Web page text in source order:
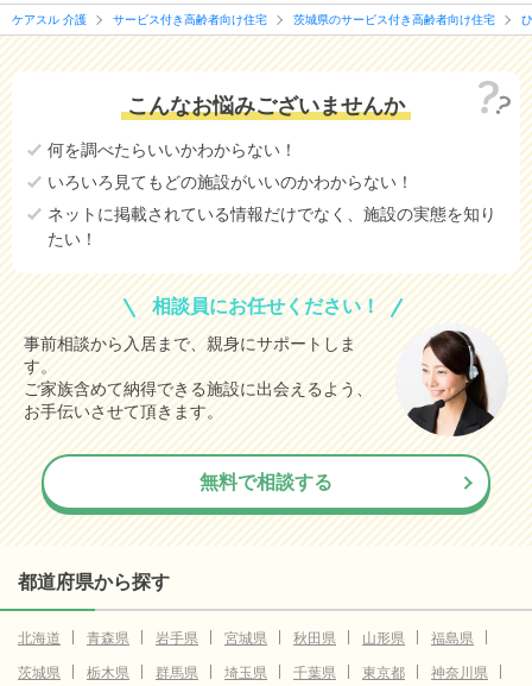
ケアスル 介護 サービス付き高齢者向け住宅 茨城県のサービス付き高齢者向け住宅
こんなお悩みございませんか
何を調べたらいいかわからない！
いろいろ見てもどの施設がいいのかわからない！
ネットに掲載されている情報だけでなく、施設の実態を知り
たい！
相談員にお任せください！
事前相談から入居まで、親身にサポートしま
す。
ご家族含めて納得できる施設に出会えるよう、
お手伝いさせて頂きます。
無料で相談する
都道府県から探す
北海道 青森県 岩手県 宮城県 秋田県 山形県
福島県
茨城県
栃木県 群馬県 埼玉県 千葉県 東京都 神奈川県